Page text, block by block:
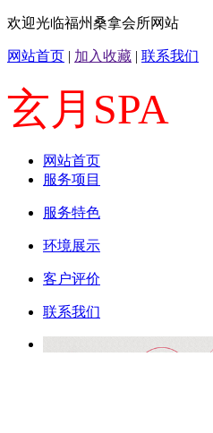
欢迎光临福州桑拿会所网站
网站首页 | 加入收藏 | 联系我们
玄月SPA
网站首页
服务项目
服务特色
环境展示
客户评价
联系我们